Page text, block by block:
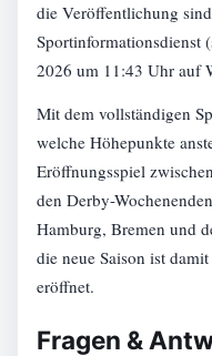
die Veröffentlichung
Sportinformationsdienst
2026 um 11:43 Uhr auf
Mit dem vollständigen
welche Höhepunkte
Eröffnungsspiel
den Derby-
Hamburg, Bremen und
die neue Saison ist
eröffnet.
Fragen &